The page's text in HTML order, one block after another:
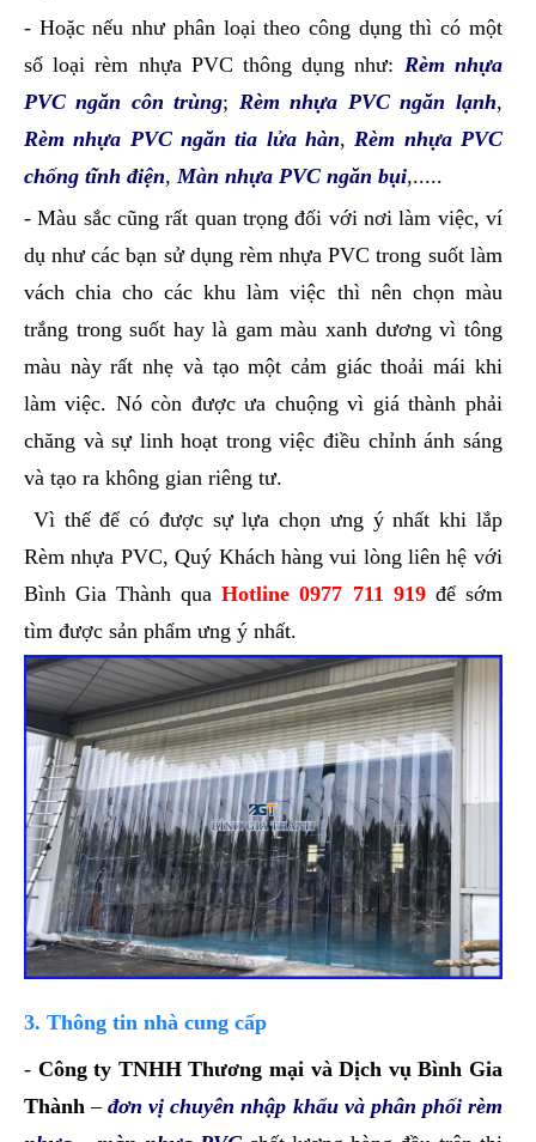
- Hoặc nếu như phân loại theo công dụng thì có một
số loại rèm nhựa PVC thông dụng như: Rèm nhựa
PVC ngăn côn trùng; Rèm nhựa PVC ngăn lạnh,
Rèm nhựa PVC ngăn tia lửa hàn,Rèm nhựa PVC
chống tĩnh điện,Màn nhựa PVC ngăn bụi,.....
- Màu sắc cũng rất quan trọng đối với nơi làm việc, ví
dụ như các bạn sử dụng rèm nhựa PVC trong suốt làm
vách chia cho các khu làm việc thì nên chọn màu
trắng trong suốt hay là gam màu xanh dương vì tông
màu này rất nhẹ và tạo một cảm giác thoải mái khi
làm việc. Nó còn được ưa chuộng vì giá thành phải
chăng và sự linh hoạt trong việc điều chỉnh ánh sáng
và tạo ra không gian riêng tư.
Vì thế để có được sự lựa chọn ưng ý nhất khi lắp
Rèm nhựa PVC, Quý Khách hàng vui lòng liên hệ với
Bình Gia Thành quaHotline 0977 711 919để sớm
tìm được sản phẩm ưng ý nhất.
3. Thông tin nhà cung cấp
- Công ty TNHH Thương mại và Dịch vụ Bình Gia
Thành –đơn vị chuyên nhập khẩu và phân phối rèm